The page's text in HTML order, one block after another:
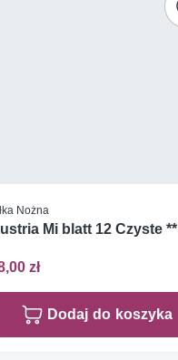
Nożna
Austria Mi blatt 12 Czyste **
zł
Dodaj do koszyka